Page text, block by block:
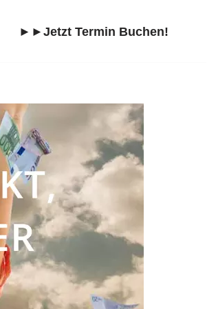
►►Jetzt Termin Buchen!